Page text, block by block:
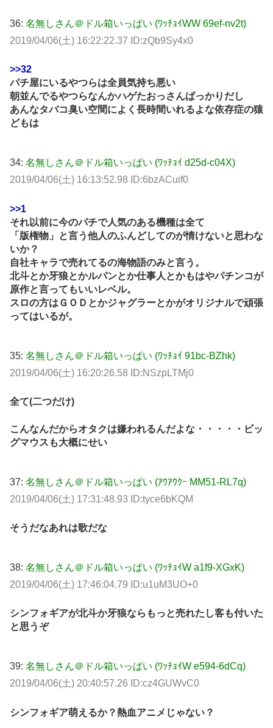
36: 名無しさん＠ドル箱いっぱい (ﾜｯﾁｮｲWW 69ef-nv2t)
2019/04/06(土) 16:22:22.37 ID:zQb9Sy4x0
>>32
パチ屋にいるやつらは全員気持ち悪い
朝並んでるやつらなんかハゲたおっさんばっかりだし
あんなタバコ臭い空間によく長時間いれるよな依存症の猿
どもは
34: 名無しさん＠ドル箱いっぱい (ﾜｯﾁｮｲ d25d-c04X)
2019/04/06(土) 16:13:52.98 ID:6bzACuif0
>>1
それ以前に今のパチで人気のある機種は全て
「版権物」と言う他人のふんどしてのが情けないと思わな
いか？
自社キャラで売れてるの海物語のみと言う。
北斗とか牙狼とかルパンとか仕事人とかもはやパチンコが
原作と言ってもいいレベル。
スロの方はＧＯＤとかジャグラーとかがオリジナルで頑張
ってはいるが。
35: 名無しさん＠ドル箱いっぱい (ﾜｯﾁｮｲ 91bc-BZhk)
2019/04/06(土) 16:20:26.58 ID:NSzpLTMj0
全て(二つだけ)
こんなんだからオタクは嫌われるんだよな・・・・・ビッ
グマウスも大概にせい
37: 名無しさん＠ドル箱いっぱい (ｱｳｱｳｸｰ MM51-RL7q)
2019/04/06(土) 17:31:48.93 ID:tyce6bKQM
そうだなあれは歌だな
38: 名無しさん＠ドル箱いっぱい (ﾜｯﾁｮｲW a1f9-XGxK)
2019/04/06(土) 17:46:04.79 ID:u1uM3UO+0
シンフォギアが北斗か牙狼ならもっと売れたし客も付いた
と思うぞ
39: 名無しさん＠ドル箱いっぱい (ﾜｯﾁｮｲW e594-6dCq)
2019/04/06(土) 20:40:57.26 ID:cz4GUWvC0
シンフォギア萌えるか？熱血アニメじゃない？